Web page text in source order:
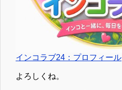
インコラブ24：プロフィール
よろしくね。